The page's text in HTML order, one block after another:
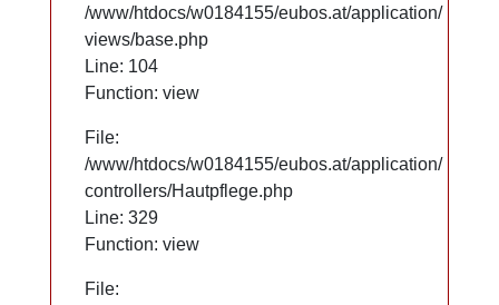
/www/htdocs/w0184155/eubos.at/application/
views/base.php
Line: 104
Function: view
File:
/www/htdocs/w0184155/eubos.at/application/
controllers/Hautpflege.php
Line: 329
Function: view
File:
/www/htdocs/w0184155/eubos.at/application/
views/base.php
Line: 104
Function: view
File:
/www/htdocs/w0184155/eubos.at/application/
controllers/Hautpflege.php
Line: 329
Function: view
File: